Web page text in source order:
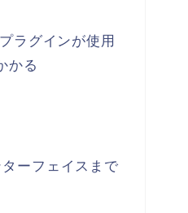
ラグインが使用
かる
ーフェイスまで